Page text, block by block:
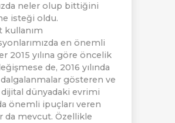
neler olup bittiğini
isteği oldu.
kullanım
en önemli
2015 yılına göre öncelik
de, 2016 yılında
gösteren ve
dijital dünyadaki evrimi
önemli ipuçları veren
da mevcut. Özellikle